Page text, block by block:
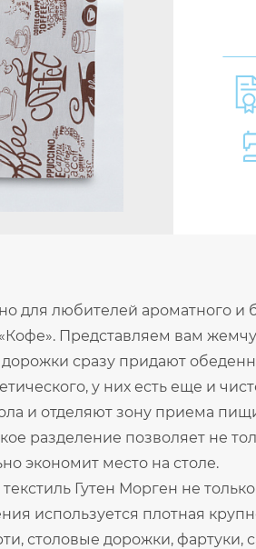
для любителей ароматного и
Представляем вам
сразу придают
у них есть еще и
и отделяют зону приема
разделение позволяет не
экономит место на столе.
Гутен Морген не
используется плотная
столовые дорожки,